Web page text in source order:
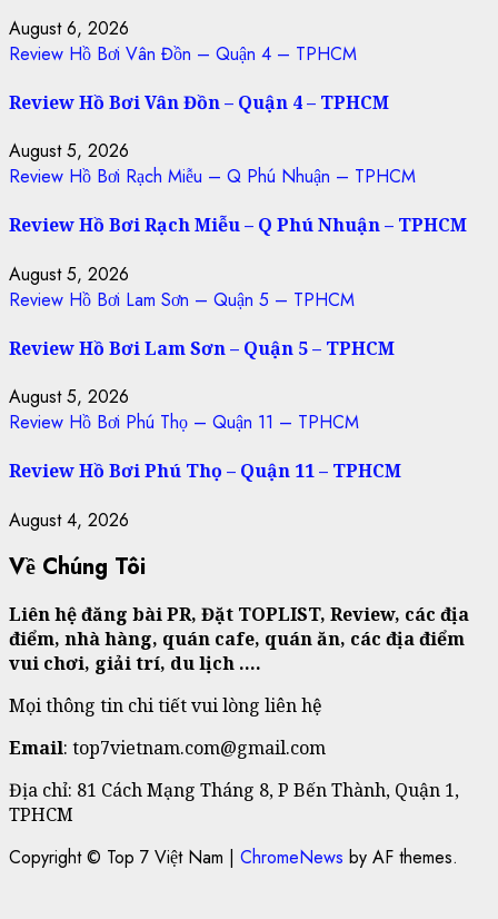
August 6, 2026
Review Hồ Bơi Vân Đồn – Quận 4 – TPHCM
Review Hồ Bơi Vân Đồn – Quận 4 – TPHCM
August 5, 2026
Review Hồ Bơi Rạch Miễu – Q Phú Nhuận – TPHCM
Review Hồ Bơi Rạch Miễu – Q Phú Nhuận – TPHCM
August 5, 2026
Review Hồ Bơi Lam Sơn – Quận 5 – TPHCM
Review Hồ Bơi Lam Sơn – Quận 5 – TPHCM
August 5, 2026
Review Hồ Bơi Phú Thọ – Quận 11 – TPHCM
Review Hồ Bơi Phú Thọ – Quận 11 – TPHCM
August 4, 2026
Về Chúng Tôi
Liên hệ đăng bài PR, Đặt TOPLIST, Review, các địa
điểm, nhà hàng, quán cafe, quán ăn, các địa điểm
vui chơi, giải trí, du lịch ….
Mọi thông tin chi tiết vui lòng liên hệ
Email: top7vietnam.com@gmail.com
Địa chỉ: 81 Cách Mạng Tháng 8, P Bến Thành, Quận 1,
TPHCM
Copyright © Top 7 Việt Nam | ChromeNews by AF themes.